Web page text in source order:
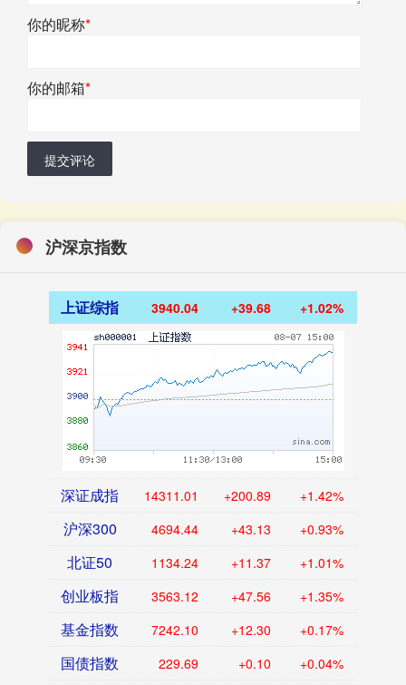
你的昵称*
你的邮箱*
提交评论
沪深京指数
上证综指 3940.04 +39.68 +1.02%
深证成指 14311.01 +200.89 +1.42%
沪深300 4694.44 +43.13 +0.93%
北证50 1134.24 +11.37 +1.01%
创业板指 3563.12 +47.56 +1.35%
基金指数 7242.10 +12.30 +0.17%
国债指数 229.69 +0.10 +0.04%